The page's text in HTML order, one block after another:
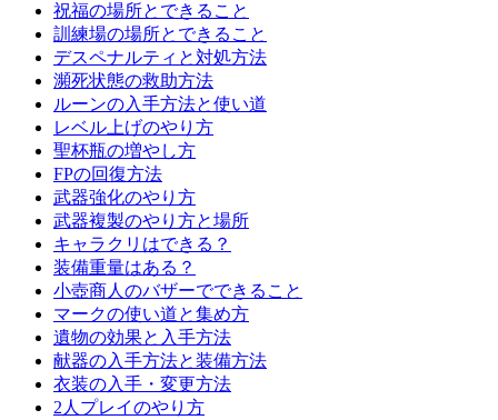
祝福の場所とできること
訓練場の場所とできること
デスペナルティと対処方法
瀕死状態の救助方法
ルーンの入手方法と使い道
レベル上げのやり方
聖杯瓶の増やし方
FPの回復方法
武器強化のやり方
武器複製のやり方と場所
キャラクリはできる？
装備重量はある？
小壺商人のバザーでできること
マークの使い道と集め方
遺物の効果と入手方法
献器の入手方法と装備方法
衣装の入手・変更方法
2人プレイのやり方